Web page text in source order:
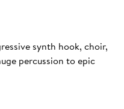
synth hook, choir,
percussion to epic